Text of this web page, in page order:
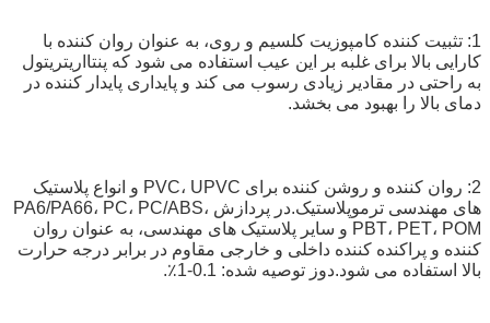
1: تثبیت کننده کامپوزیت کلسیم و روی، به عنوان روان کننده با
کارایی بالا برای غلبه بر این عیب استفاده می شود که پنتااریتریتول
به راحتی در مقادیر زیادی رسوب می کند و پایداری پایدار کننده در
دمای بالا را بهبود می بخشد.
2: روان کننده و روشن کننده برای PVC، UPVC و انواع پلاستیک
های مهندسی ترموپلاستیک.در پردازش PA6/PA66، PC، PC/ABS،
PBT، PET، POM و سایر پلاستیک های مهندسی، به عنوان روان
کننده و پراکنده کننده داخلی و خارجی مقاوم در برابر درجه حرارت
بالا استفاده می شود.دوز توصیه شده: 0.1-1٪.